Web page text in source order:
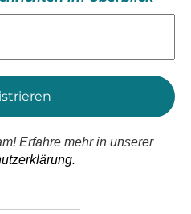
Erfahre mehr in unserer